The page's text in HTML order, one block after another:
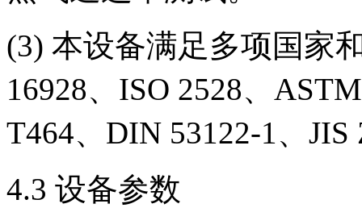
(3) 本设备满足多项国家
16928、ISO 2528、
T464、DIN 53122-1、
4.3 设备参数